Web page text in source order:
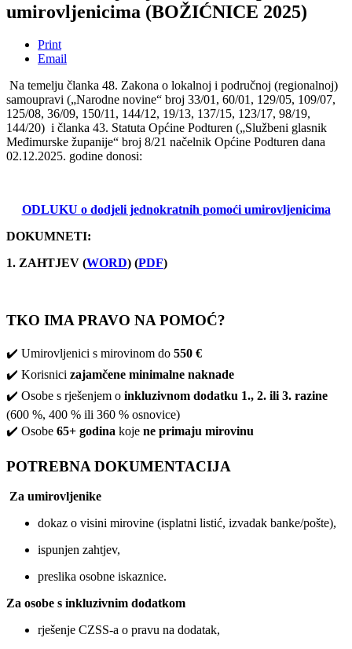
umirovljenicima (BOŽIĆNICE 2025)
Print
Email
Na temelju članka 48. Zakona o lokalnoj i područnoj (regionalnoj)
samoupravi („Narodne novine“ broj 33/01, 60/01, 129/05, 109/07,
125/08, 36/09, 150/11, 144/12, 19/13, 137/15, 123/17, 98/19,
144/20) i članka 43. Statuta Općine Podturen („Službeni glasnik
Međimurske županije“ broj 8/21 načelnik Općine Podturen dana
02.12.2025. godine donosi:
ODLUKU o dodjeli jednokratnih pomoći umirovljenicima
DOKUMNETI:
1. ZAHTJEV (WORD) (PDF)
TKO IMA PRAVO NA POMOĆ?
✔️ Umirovljenici s mirovinom do 550 €
✔️ Korisnici zajamčene minimalne naknade
✔️ Osobe s rješenjem o inkluzivnom dodatku 1., 2. ili 3. razine
(600 %, 400 % ili 360 % osnovice)
✔️ Osobe 65+ godina koje ne primaju mirovinu
POTREBNA DOKUMENTACIJA
Za umirovljenike
dokaz o visini mirovine (isplatni listić, izvadak banke/pošte),
ispunjen zahtjev,
preslika osobne iskaznice.
Za osobe s inkluzivnim dodatkom
rješenje CZSS-a o pravu na dodatak,